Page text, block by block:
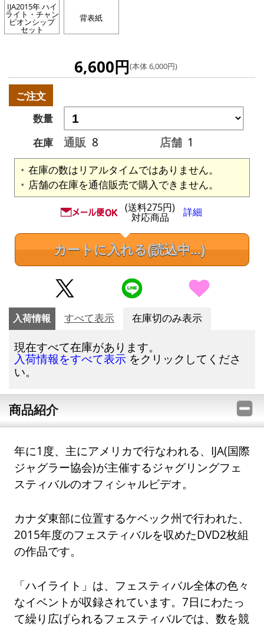
IJA2015年 ハイ
ライト・チャン
ピオンシップ
セット
背表紙
6,600円(本体 6,000円)
ご注文
数量
在庫
通販 8 店舗 1
在庫の数はリアルタイムではありません。
店舗の在庫を通信販売で購入できません。
(送料275円)
対応商品 詳細
カートに入れる(読込中...)
入荷情報 すべて表示 在庫切のみ表示
現在すべて在庫があります。
入荷情報をすべて表示 をクリックしてくださ
い。
商品紹介
年に1度、主にアメリカで行なわれる、IJA(国際
ジャグラー協会)が主催するジャグリングフェ
スティバルのオフィシャルビデオ。
カナダ東部に位置するケベック州で行われた、
2015年度のフェスティバルを収めたDVD2枚組
の作品です。
「ハイライト」は、フェスティバル全体の色々
なイベントが収録されています。7日にわたっ
て繰り広げられるフェスティバルでは、数を競